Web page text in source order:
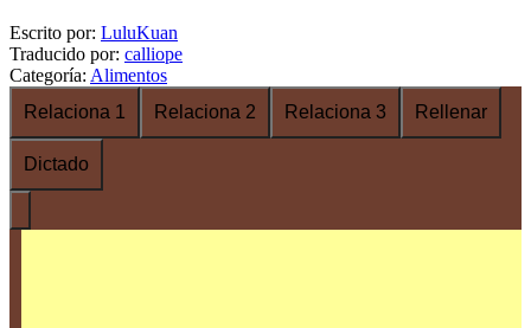
Escrito por: LuluKuan
Traducido por: calliope
Categoría: Alimentos
Relaciona 1
Relaciona 2 Relaciona 3 Rellenar
Dictado